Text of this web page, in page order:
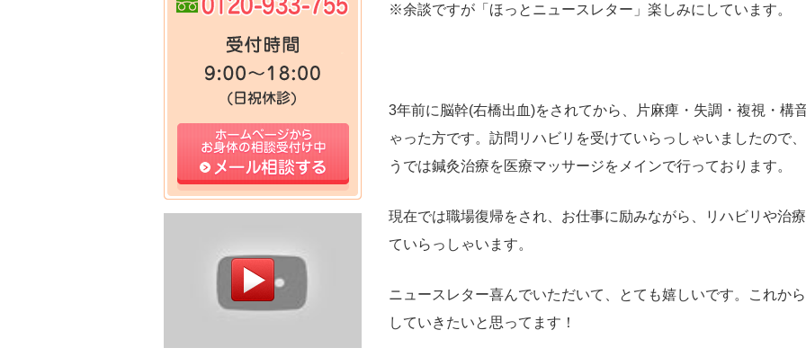
※余談ですが「ほっとニュースレター」楽しみにしています。
3年前に脳幹(右橋出血)をされてから、片麻痺・失調・複視・構
ゃった方です。訪問リハビリを受けていらっしゃいましたので
うでは鍼灸治療を医療マッサージをメインで行っております。
現在では職場復帰をされ、お仕事に励みながら、リハビリや治
ていらっしゃいます。
ニュースレター喜んでいただいて、とても嬉しいです。これか
していきたいと思ってます！